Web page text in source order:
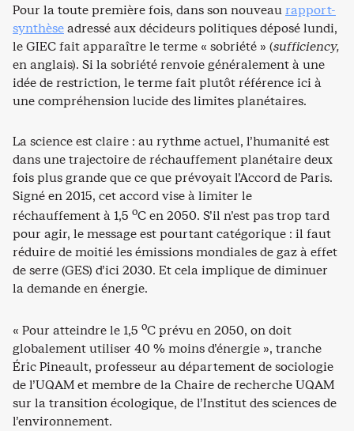
Pour la toute première fois, dans son nouveaurapport-
synthèseadressé aux décideurs politiques déposé lundi,
le GIEC fait apparaître le terme « sobriété » (sufficiency,
en anglais). Si la sobriété renvoie généralement à une
idée de restriction, le terme fait plutôt référence ici à
une compréhension lucide des limites planétaires.
La science est claire : au rythme actuel, l’humanité est
dans une trajectoire de réchauffement planétaire deux
fois plus grande que ce que prévoyait l’Accord de Paris.
Signé en 2015, cet accord vise à limiter le
réchauffement à 1,5 oC en 2050. S’il n’est pas trop tard
pour agir, le message est pourtant catégorique : il faut
réduire de moitié les émissions mondiales de gaz à effet
de serre (GES) d’ici 2030. Et cela implique de diminuer
la demande en énergie.
« Pour atteindre le 1,5 oC prévu en 2050, on doit
globalement utiliser 40 % moins d’énergie », tranche
Éric Pineault, professeur au département de sociologie
de l’UQAM et membre de la Chaire de recherche UQAM
sur la transition écologique, de l’Institut des sciences de
l’environnement.